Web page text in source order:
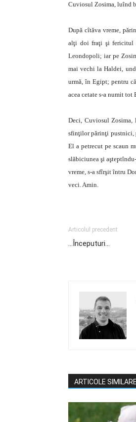
Cuviosul Zosima, luînd
După cîtăva vreme,
alţi doi fraţi şi fericitul
Leondopoli; iar pe
mai vechi la Haldei,
urmă, în Egipt; pentru
acea cetate s-a numit
Deci, Cuviosul
sfinţilor părinţi pustnici,
El a petrecut pe scaun
slăbiciunea şi
vreme, s-a sfîrşit întru
veci. Amin.
Articolul precedent
…Începuturi…
ARTICOLE SIMILARE